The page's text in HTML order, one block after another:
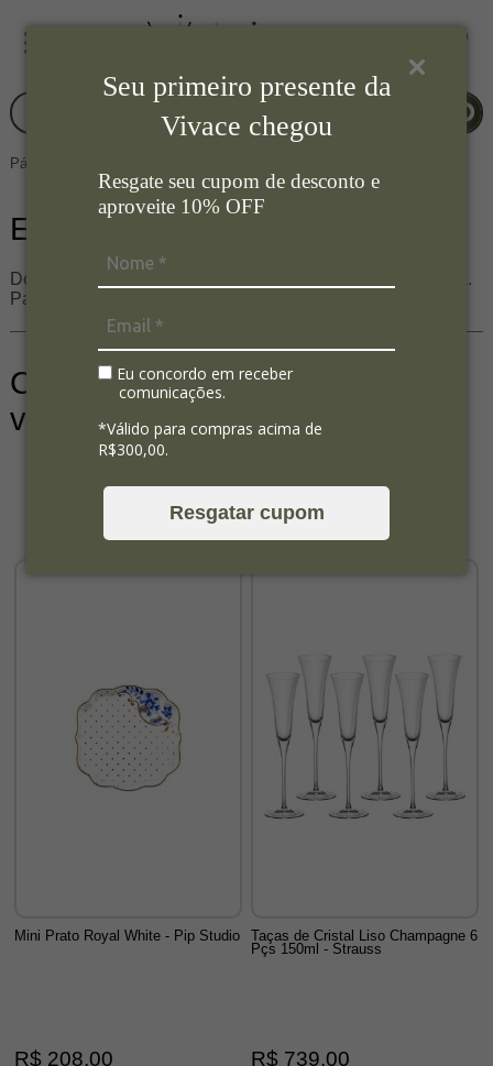
Seu primeiro presente da
Vivace chegou
Resgate seu cupom de desconto e
aproveite 10% OFF
Eu concordo em receber
comunicações.
*Válido para compras acima de
R$300,00.
Resgatar cupom
Página Inicial
Entrega não disponível
Desculpe, mas não temos entrega para a cidade escolhida.
Para mais informações: (48) 3658-4448
Confira nossas sugestões para
você
Mini Prato Royal White - Pip Studio
R$ 208,00
Taças de Cristal Liso Champagne 6
Pçs 150ml - Strauss
R$ 739,00